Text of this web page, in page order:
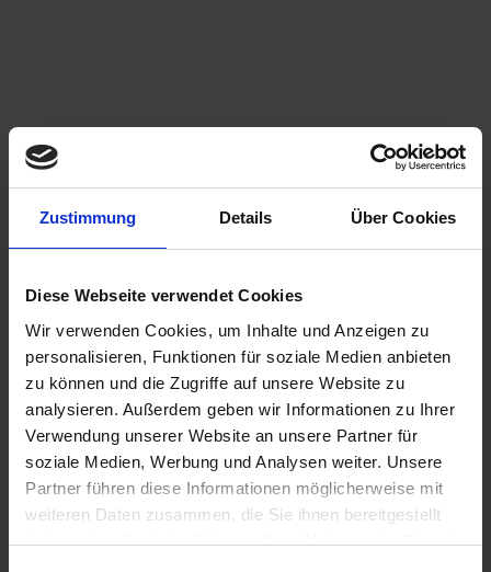
Zustimmung Details Über Cookies
Diese Webseite verwendet Cookies
Wir verwenden Cookies, um Inhalte und Anzeigen zu
personalisieren, Funktionen für soziale Medien anbieten
zu können und die Zugriffe auf unsere Website zu
analysieren. Außerdem geben wir Informationen zu Ihrer
Verwendung unserer Website an unsere Partner für
soziale Medien, Werbung und Analysen weiter. Unsere
Partner führen diese Informationen möglicherweise mit
weiteren Daten zusammen, die Sie ihnen bereitgestellt
haben oder die sie im Rahmen Ihrer Nutzung der Dienste